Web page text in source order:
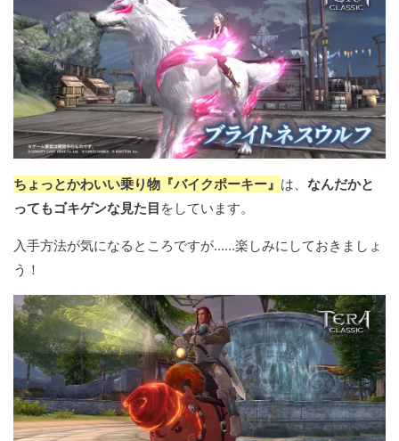
ちょっとかわいい乗り物『バイクポーキー』 は、 なんだかと
ってもゴキゲンな見た目 をしています。
入手方法が気になるところですが……楽しみにしておきましょ
う！